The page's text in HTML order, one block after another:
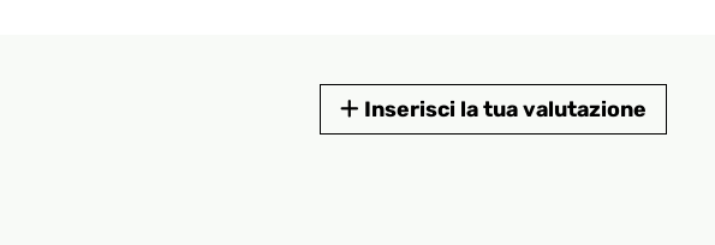
Inserisci la tua valutazione